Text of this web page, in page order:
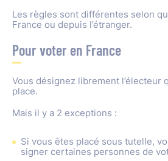
Les règles sont différentes selon
France ou depuis l’étranger.
Pour voter en France
Vous désignez librement l’électeur
place.
Mais il y a 2 exceptions :
Si vous êtes placé sous tutelle,
signer certaines personnes de